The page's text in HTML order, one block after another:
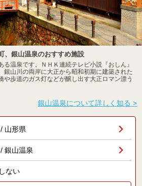
、銀山温泉のおすすめ施設
温泉です。ＮＨＫ連続テレビ小説『おしん』
銀山川の両岸に大正から昭和初期に建築された
や歩道のガス灯などが醸し出す大正ロマン漂う
銀山温泉について詳しく知る >
山形県
銀山温泉
ない